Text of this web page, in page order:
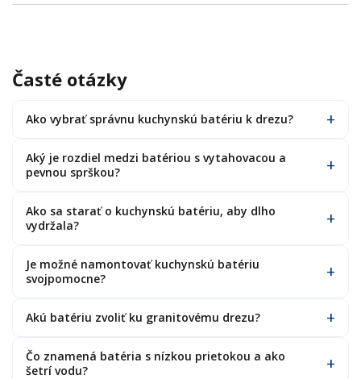
Časté otázky
Ako vybrať správnu kuchynskú batériu k drezu?
Aký je rozdiel medzi batériou s vytahovacou a
pevnou sprškou?
Ako sa starať o kuchynskú batériu, aby dlho
vydržala?
Je možné namontovať kuchynskú batériu
svojpomocne?
Akú batériu zvoliť ku granitovému drezu?
Čo znamená batéria s nízkou prietokou a ako
šetrí vodu?